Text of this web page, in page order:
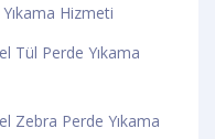
Hizmeti
Tül Perde Yıkama
Zebra Perde Yıkama